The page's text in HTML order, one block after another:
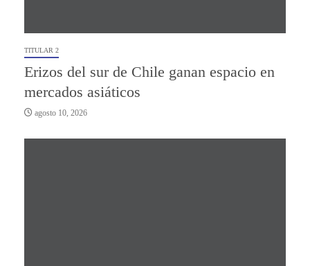
TITULAR 2
Erizos del sur de Chile ganan espacio en
mercados asiáticos
agosto 10, 2026